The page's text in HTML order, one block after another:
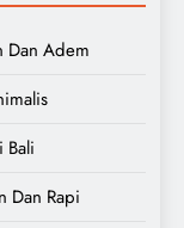
Dan Adem
Bali
Dan Rapi